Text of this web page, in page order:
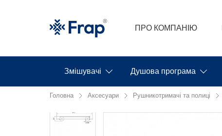
ПРО КОМПАНІЮ
Змішувачі Душова програма
Головна Аксесуари Рушникотримачі та полиці